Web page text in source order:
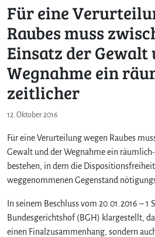
Für eine
Raubes muss
Einsatz der Gewalt
Wegnahme ein
zeitlicher
12. Oktober 2016
Für eine Verurteilung wegen Raubes
Gewalt und der Wegnahme ein
bestehen, in dem die
weggenommenen Gegenstand
In seinem Beschluss vom 20.01.2016 – 1
Bundesgerichtshof (BGH) klargestellt,
einen Finalzusammenhang, sondern